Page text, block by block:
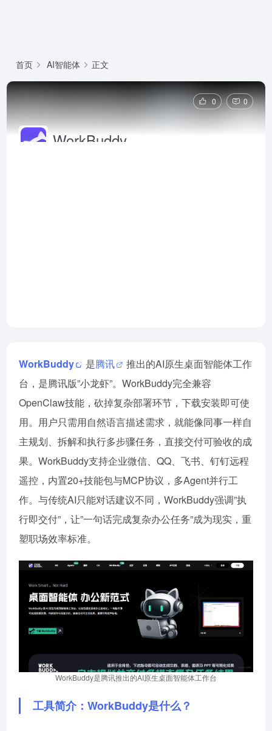
首页 AI智能体 正文
0 0
WorkBuddy
WorkBuddy 是腾讯
推出的AI原生桌面智能体工作
台，是腾讯版”小龙虾”。WorkBuddy完全兼容
OpenClaw技能，砍掉复杂部署环节，下载安装即可使
用。用户只需用自然语言描述需求，就能像同事一样自
主规划、拆解和执行多步骤任务，直接交付可验收的成
果。WorkBuddy支持企业微信、QQ、飞书、钉钉远程
遥控，内置20+技能包与MCP协议，多Agent并行工
作。与传统AI只能对话建议不同，WorkBuddy强调”执
行即交付”，让”一句话完成复杂办公任务”成为现实，重
塑职场效率标准。
WorkBuddy是腾讯推出的AI原生桌面智能体工作台
工具简介：WorkBuddy是什么？